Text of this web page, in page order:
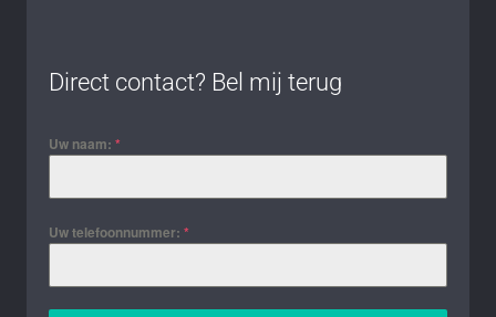
Direct contact? Bel mij terug
Uw naam: *
Uw telefoonnummer: *